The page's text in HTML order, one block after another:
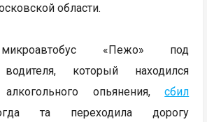
области.
«Пежо» под
который находился
опьянения,сбил
та переходила дорогу